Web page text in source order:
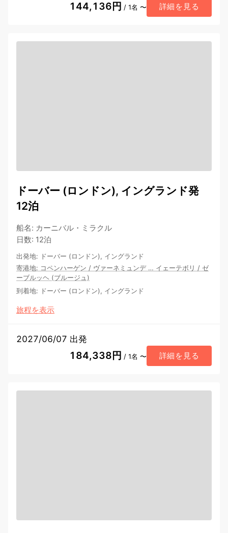
144,136円 / 1名 〜 詳細を見る
ドーバー (ロンドン), イングランド発
12泊
船名: カーニバル・ミラクル
日数: 12泊
出発地: ドーバー (ロンドン), イングランド
寄港地: コペンハーゲン / ヴァーネミュンデ… イェーテボリ / ゼ
ーブルッヘ (ブルージュ)
到着地: ドーバー (ロンドン), イングランド
旅程を表示
2027/06/07 出発
184,338円 / 1名 〜 詳細を見る